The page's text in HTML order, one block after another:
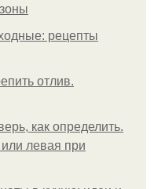
рецепты
отлив.
как определить.
левая при